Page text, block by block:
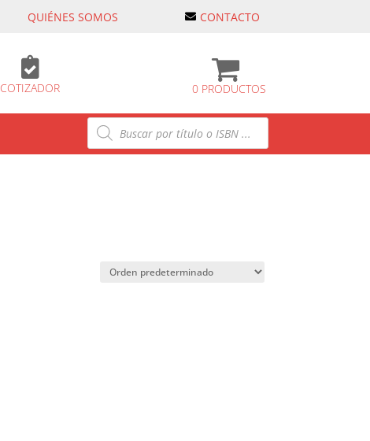
QUIÉNES SOMOS CONTACTO

COTIZADOR 0 PRODUCTOS
Búsqueda
de
productos